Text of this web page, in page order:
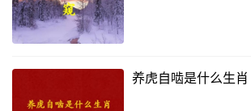
养虎自啮是什么生肖